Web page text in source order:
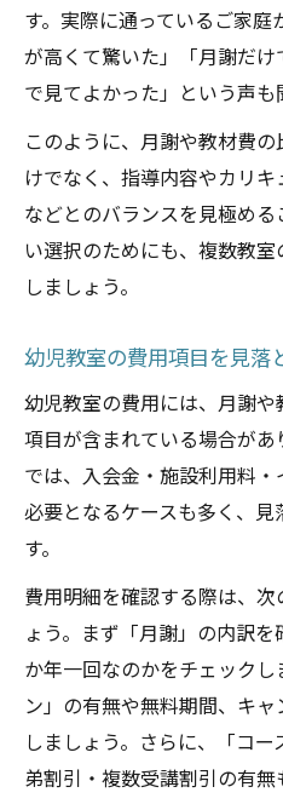
す。実際に通っているご家
が高くて驚いた」「月謝だ
で見てよかった」という声も
このように、月謝や教材費
けでなく、指導内容やカリ
などとのバランスを見極め
い選択のためにも、複数教
しましょう。
幼児教室の費用項目を見落
幼児教室の費用には、月謝
項目が含まれている場合が
では、入会金・施設利用料
必要となるケースも多く、
す。
費用明細を確認する際は、
ょう。まず「月謝」の内訳
か年一回なのかをチェック
ン」の有無や無料期間、キ
しましょう。さらに、「コ
弟割引・複数受講割引の有無